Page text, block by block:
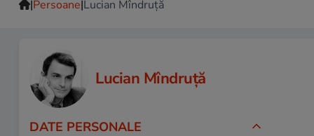
|Persoane|Lucian Mîndruță
Lucian Mîndruță
DATE PERSONALE